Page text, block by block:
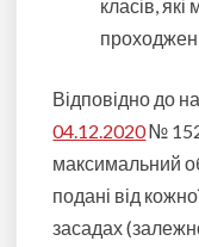
класів,
Відповідно до
04.12.2020№
максимальний
подані від
засадах